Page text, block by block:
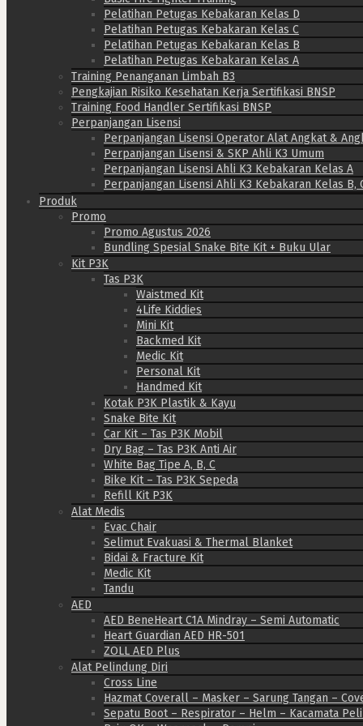
Pelatihan Petugas Kebakaran Kelas D
Pelatihan Petugas Kebakaran Kelas C
Pelatihan Petugas Kebakaran Kelas B
Pelatihan Petugas Kebakaran Kelas A
Training Penanganan Limbah B3
Pengkajian Risiko Kesehatan Kerja Sertifikasi BNSP
Training Food Handler Sertifikasi BNSP
Perpanjangan Lisensi
Perpanjangan Lisensi Operator Alat Angkat &
Perpanjangan Lisensi & SKP Ahli K3 Umum
Perpanjangan Lisensi Ahli K3 Kebakaran Kelas A
Perpanjangan Lisensi Ahli K3 Kebakaran Kelas B,
Produk
Promo
Promo Agustus 2026
Bundling Spesial Snake Bite Kit + Buku Ular
Kit P3K
Tas P3K
Waistmed Kit
4Life Kiddies
Mini Kit
Backmed Kit
Medic Kit
Personal Kit
Handmed Kit
Kotak P3K Plastik & Kayu
Snake Bite Kit
Car Kit – Tas P3K Mobil
Dry Bag – Tas P3K Anti Air
White Bag Tipe A, B, C
Bike Kit – Tas P3K Sepeda
Refill Kit P3K
Alat Medis
Evac Chair
Selimut Evakuasi & Thermal Blanket
Bidai & Fracture Kit
Medic Kit
Tandu
AED
AED BeneHeart C1A Mindray – Semi Automatic
Heart Guardian AED HR-501
ZOLL AED Plus
Alat Pelindung Diri
Cross Line
Hazmat Coverall – Masker – Sarung Tangan –
Sepatu Boot – Respirator – Helm – Kacamata